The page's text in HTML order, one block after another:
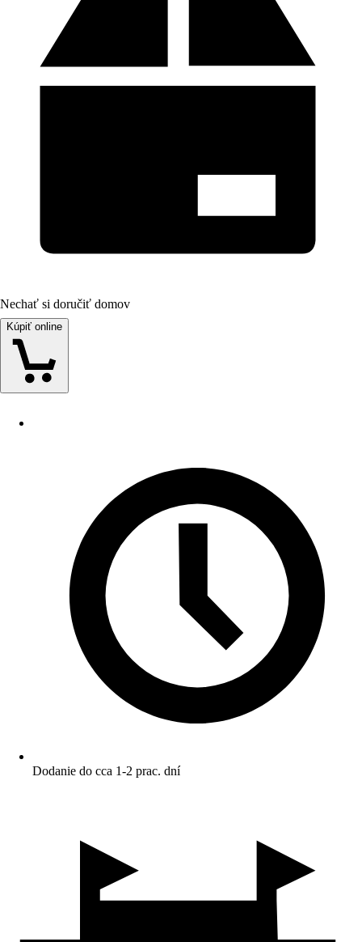
Nechať si doručiť domov
Kúpiť online
Dodanie do cca 1-2 prac. dní